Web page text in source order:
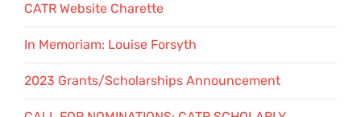
CATR Website Charette
In Memoriam: Louise Forsyth
2023 Grants/Scholarships Announcement